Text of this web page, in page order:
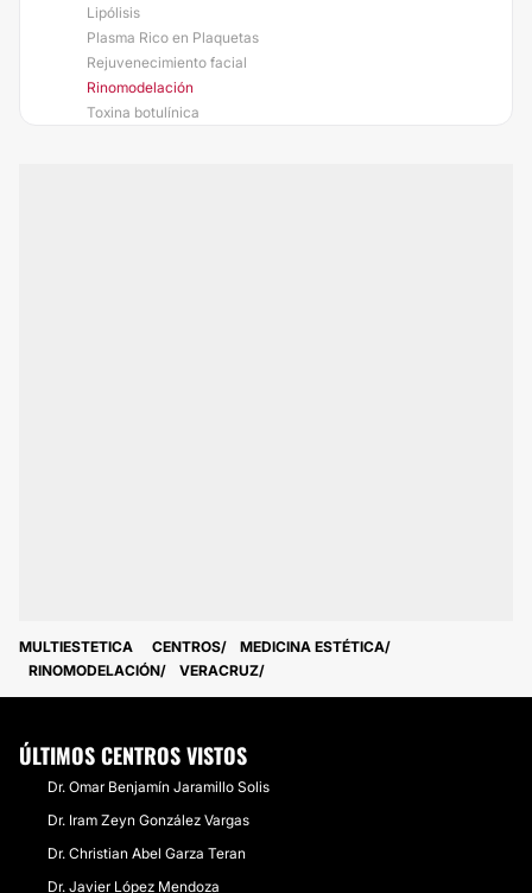
Lipólisis
Plasma Rico en Plaquetas
Rejuvenecimiento facial
Rinomodelación
Toxina botulínica
MULTIESTETICA CENTROS
MEDICINA ESTÉTICA
RINOMODELACIÓN
VERACRUZ
ÚLTIMOS CENTROS VISTOS
Dr. Omar Benjamín Jaramillo Solis
Dr. Iram Zeyn González Vargas
Dr. Christian Abel Garza Teran
Dr. Javier López Mendoza